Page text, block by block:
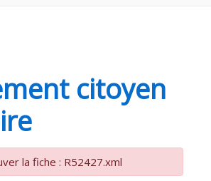
citoyen
la fiche : R52427.xml